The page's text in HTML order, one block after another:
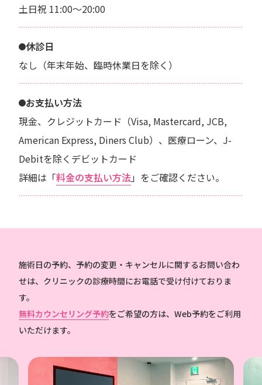
土日祝 11:00～20:00
休診日
なし（年末年始、臨時休業日を除く）
お支払い方法
現金、クレジットカード（Visa, Mastercard, JCB,
American Express, Diners Club）、医療ローン、J-
Debitを除くデビットカード
詳細は「料金の支払い方法」をご確認ください。
施術日の予約、予約の変更・キャンセルに関するお問い合わ
せは、クリニックの診療時間にお電話で受け付けておりま
す。
無料カウンセリング予約をご希望の方は、Web予約をご利用
いただけます。